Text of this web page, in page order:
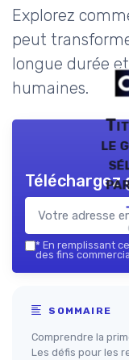
Explorez
peut
longue durée
humaines.
le
* En remplissant
des fins
SOMMAIRE
Comprendre la
Les défis pour les